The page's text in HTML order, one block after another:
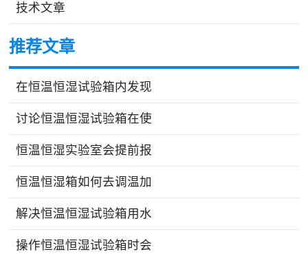
技术文章
推荐文章
在恒温恒湿试验箱内发现
讨论恒温恒湿试验箱在使
恒温恒湿实验室会提前报
恒温恒湿箱如何去调温加
解决恒温恒湿试验箱用水
操作恒温恒湿试验箱时会